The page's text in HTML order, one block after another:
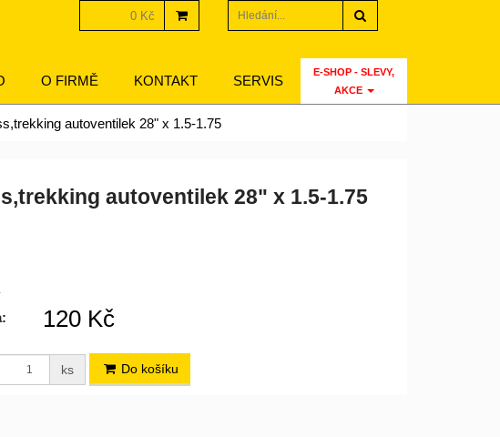
0 Kč
O FIRMĚ KONTAKT SERVIS
E-SHOP - SLEVY,
AKCE
autoventilek 28" x 1.5-1.75
autoventilek 28" x 1.5-1.75
120 Kč
ks Do košíku